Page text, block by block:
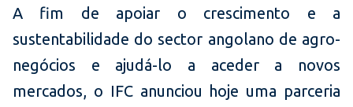
A fim de apoiar o crescimento e a
sustentabilidade do sector angolano de agro-
negócios e ajudá-lo a aceder a novos
mercados, o IFC anunciou hoje uma parceria